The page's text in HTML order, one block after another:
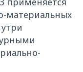
материальных